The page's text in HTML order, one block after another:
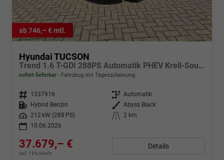
ab 746,– € mtl.
Hyundai TUCSON
Trend 1.6 T-GDI 288PS Automatik PHEV Krell-Sound Teill-Leder elektr. Heckklappe ACC Klimaautomatik Sitzheizung Lenkrandheizung Navi PDC v+h Rückf.Kamera Apple CarPlay + Android Auto 2xKeyless 19-LM vollelektr. Reichweite 68KM
sofort lieferbar Fahrzeug mit Tageszulassung
Fahrzeugnr. 1337916 Getriebe Automatik
Kraftstoff
Hybrid Benzin Außenfarbe Abyss Black
Leistung
212 kW (288 PS) Kilometerstand
2 km
10.06.2026
37.679,– €
incl. 19% MwSt.
Details